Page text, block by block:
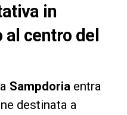
in
al centro del
Sampdoria entra
destinata a